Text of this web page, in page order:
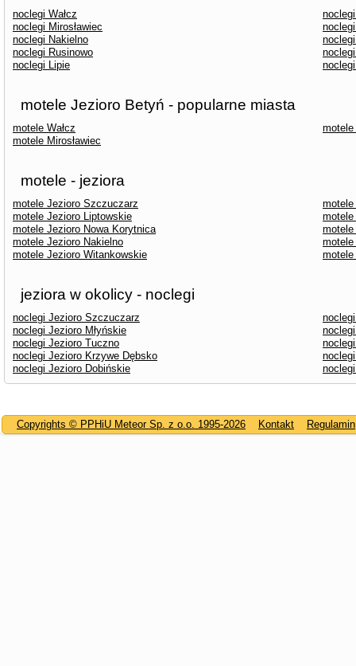
noclegi Wałcz
noclegi Mirosławiec
noclegi Nakielno
noclegi Rusinowo
noclegi Lipie
motele Jezioro Betyń - popularne miasta
motele Wałcz
motele
motele Mirosławiec
motele - jeziora
motele Jezioro Szczuczarz
motele
motele Jezioro Liptowskie
motele Jezioro Nowa Korytnica
motele Jezioro Nakielno
motele Jezioro Witankowskie
motele
jeziora w okolicy - noclegi
noclegi Jezioro Szczuczarz
noclegi Jezioro Młyńskie
noclegi Jezioro Tuczno
noclegi Jezioro Krzywe Dębsko
noclegi Jezioro Dobińskie
Copyrights © PPHiU Meteor Sp. z o.o. 1995-2026 Kontakt Regulamin